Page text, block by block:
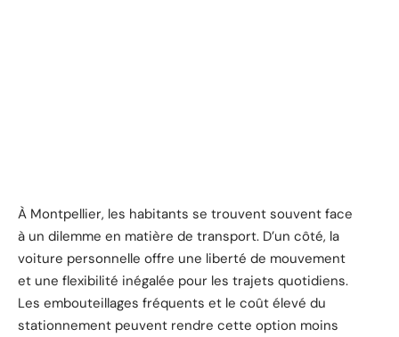
À Montpellier, les habitants se trouvent souvent face
à un dilemme en matière de transport. D’un côté, la
voiture personnelle offre une liberté de mouvement
et une flexibilité inégalée pour les trajets quotidiens.
Les embouteillages fréquents et le coût élevé du
stationnement peuvent rendre cette option moins